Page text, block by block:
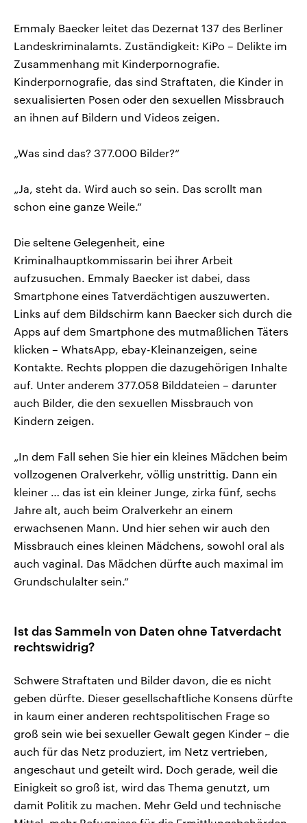
Emmaly Baecker leitet das Dezernat 137 des Berliner
Landeskriminalamts. Zuständigkeit: KiPo – Delikte im
Zusammenhang mit Kinderpornografie.
Kinderpornografie, das sind Straftaten, die Kinder in
sexualisierten Posen oder den sexuellen Missbrauch
an ihnen auf Bildern und Videos zeigen.
„Was sind das? 377.000 Bilder?“
„Ja, steht da. Wird auch so sein. Das scrollt man
schon eine ganze Weile.“
Die seltene Gelegenheit, eine
Kriminalhauptkommissarin bei ihrer Arbeit
aufzusuchen. Emmaly Baecker ist dabei, dass
Smartphone eines Tatverdächtigen auszuwerten.
Links auf dem Bildschirm kann Baecker sich durch die
Apps auf dem Smartphone des mutmaßlichen Täters
klicken – WhatsApp, ebay-Kleinanzeigen, seine
Kontakte. Rechts ploppen die dazugehörigen Inhalte
auf. Unter anderem 377.058 Bilddateien – darunter
auch Bilder, die den sexuellen Missbrauch von
Kindern zeigen.
„In dem Fall sehen Sie hier ein kleines Mädchen beim
vollzogenen Oralverkehr, völlig unstrittig. Dann ein
kleiner … das ist ein kleiner Junge, zirka fünf, sechs
Jahre alt, auch beim Oralverkehr an einem
erwachsenen Mann. Und hier sehen wir auch den
Missbrauch eines kleinen Mädchens, sowohl oral als
auch vaginal. Das Mädchen dürfte auch maximal im
Grundschulalter sein.“
Ist das Sammeln von Daten ohne Tatverdacht
rechtswidrig?
Schwere Straftaten und Bilder davon, die es nicht
geben dürfte. Dieser gesellschaftliche Konsens dürfte
in kaum einer anderen rechtspolitischen Frage so
groß sein wie bei sexueller Gewalt gegen Kinder – die
auch für das Netz produziert, im Netz vertrieben,
angeschaut und geteilt wird. Doch gerade, weil die
Einigkeit so groß ist, wird das Thema genutzt, um
damit Politik zu machen. Mehr Geld und technische